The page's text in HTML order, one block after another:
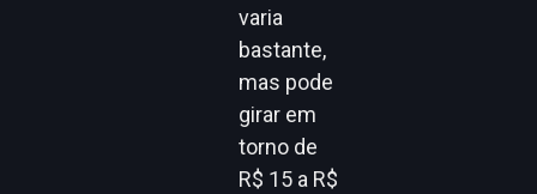
varia
bastante,
mas pode
girar em
torno de
R$ 15 a R$